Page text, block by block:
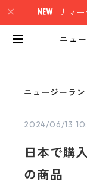
サマ
ニュ
ニュージーラ
2024/06/13
日本で購
の商品